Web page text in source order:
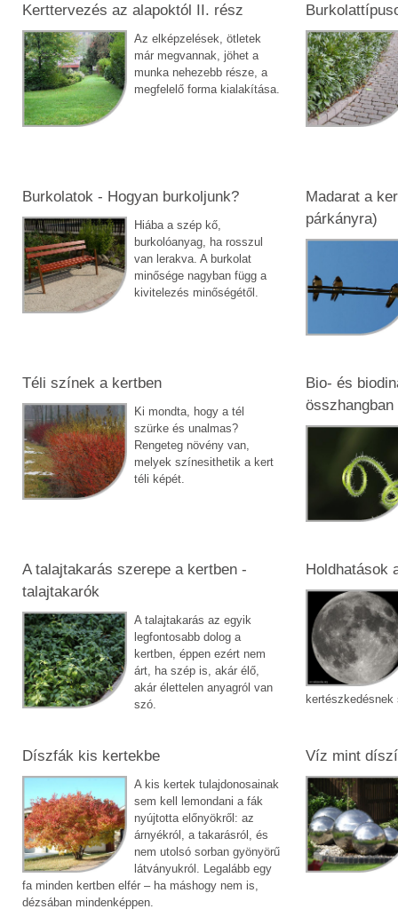
Kerttervezés az alapoktól II. rész
Az elképzelések, ötletek
már megvannak, jöhet a
munka nehezebb része, a
megfelelő forma kialakítása.
Burkolatok - Hogyan burkoljunk?
Hiába a szép kő,
burkolóanyag, ha rosszul
van lerakva. A burkolat
minősége nagyban függ a
kivitelezés minőségétől.
Madarat a
párkányra)
Téli színek a kertben
Ki mondta, hogy a tél
szürke és unalmas?
Rengeteg növény van,
melyek színesithetik a kert
téli képét.
Bio- és
A talajtakarás szerepe a kertben -
talajtakarók
A talajtakarás az egyik
legfontosabb dolog a
kertben, éppen ezért nem
árt, ha szép is, akár élő,
akár élettelen anyagról van
szó.
Holdhatások
Díszfák kis kertekbe
A kis kertek tulajdonosainak
sem kell lemondani a fák
nyújtotta előnyökről: az
árnyékról, a takarásról, és
nem utolsó sorban gyönyörű
látványukról. Legalább egy
fa minden kertben elfér – ha máshogy nem is,
dézsában mindenképpen.
Víz mint